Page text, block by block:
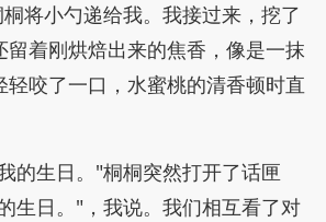
将小勺递给我。我接过来，挖了
留着刚烘焙出来的焦香，像是一抹
轻咬了一口，水蜜桃的清香顿时直
的生日。"桐桐突然打开了话匣
生日。"，我说。我们相互看了对